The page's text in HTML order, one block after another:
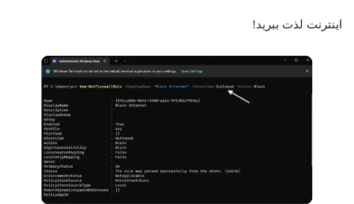
اینترنت لذت ببرید!